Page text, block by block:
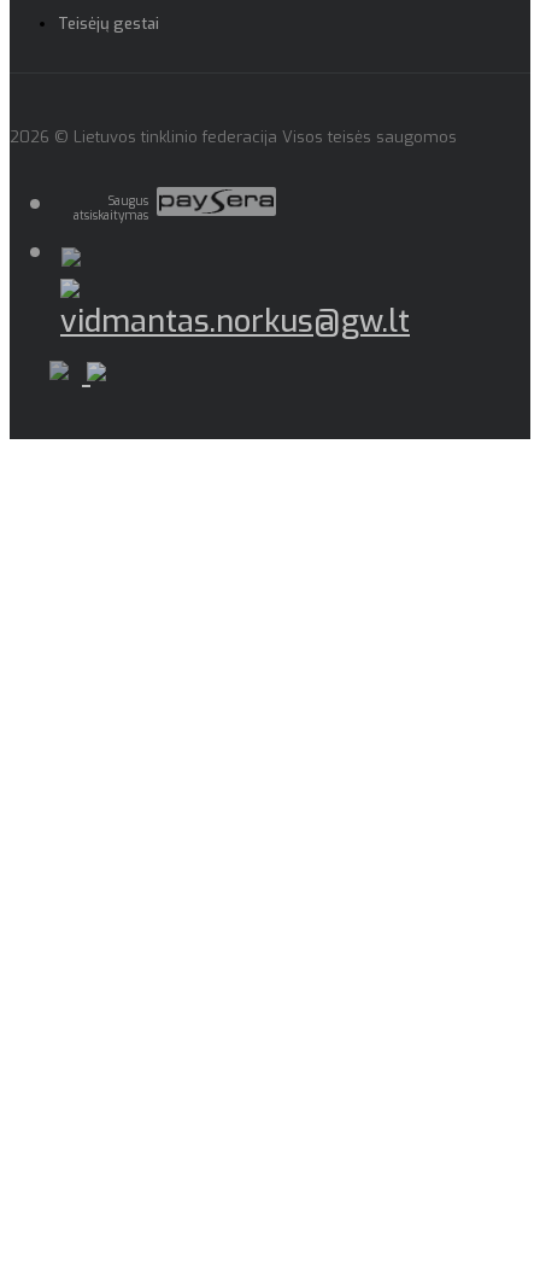
Teisėjų gestai
2026 © Lietuvos tinklinio federacija Visos teisės saugomos
Saugus
atsiskaitymas